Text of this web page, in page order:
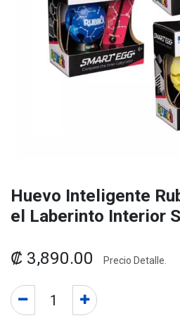
Huevo Inteligente
el Laberinto Interior
₡ 3,890.00 Precio Detalle.